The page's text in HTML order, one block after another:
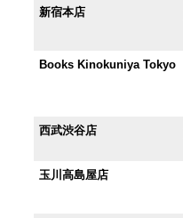
新宿本店
Books Kinokuniya Tokyo
西武渋谷店
玉川高島屋店